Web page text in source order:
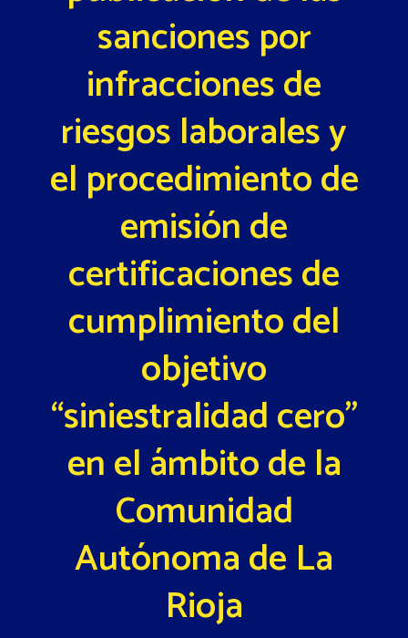
sanciones por
infracciones de
riesgos laborales y
el procedimiento de
emisión de
certificaciones de
cumplimiento del
objetivo
“siniestralidad cero”
en el ámbito de la
Comunidad
Autónoma de La
Rioja